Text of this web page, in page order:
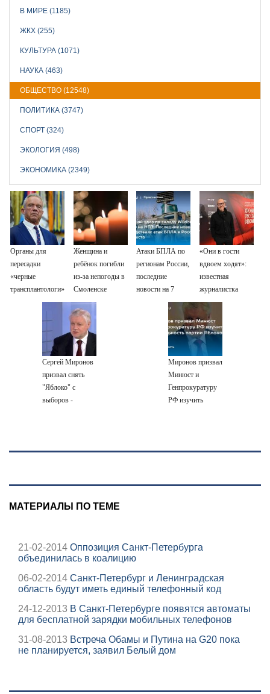
В МИРЕ (1185)
ЖКХ (255)
КУЛЬТУРА (1071)
НАУКА (463)
ОБЩЕСТВО (12548)
ПОЛИТИКА (3747)
СПОРТ (324)
ЭКОЛОГИЯ (498)
ЭКОНОМИКА (2349)
Органы для
пересадки
«черные
трансплантологи»
извлекали у еще
Женщина и
ребёнок погибли
из-за непогоды в
Смоленске
Атаки БПЛА по
регионам России,
последние
новости на 7
августа 2026:
атаки на склады
Wildberries,
пострадавших
«Они в гости
вдвоем ходят»:
известная
журналистка
подтвердила
роман
Бондарчука и
Исаковой
Сергей Миронов
призвал снять
"Яблоко" с
выборов -
Миронов призвал
Минюст и
Генпрокуратуру
РФ изучить
МАТЕРИАЛЫ ПО ТЕМЕ
21-02-2014 Оппозиция Санкт-Петербурга
объединилась в коалицию
06-02-2014 Санкт-Петербург и Ленинградская
область будут иметь единый телефонный код
24-12-2013 В Санкт-Петербурге появятся автоматы
для бесплатной зарядки мобильных телефонов
31-08-2013 Встреча Обамы и Путина на G20 пока
не планируется, заявил Белый дом